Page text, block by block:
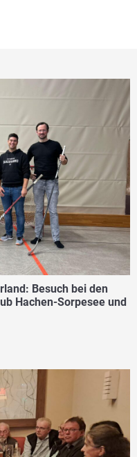
Besuch bei den
Hachen-Sorpesee und